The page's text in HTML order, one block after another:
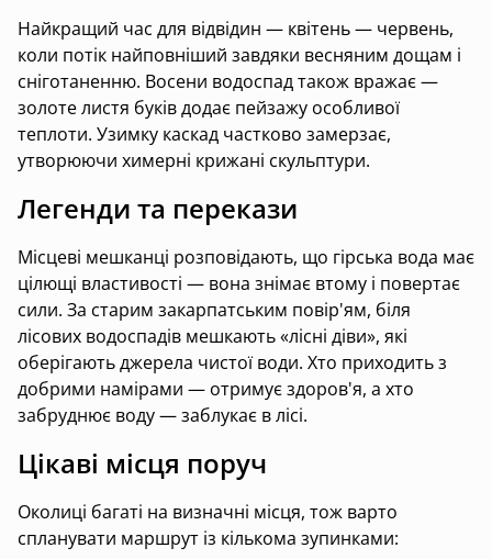
Найкращий час для відвідин — квітень — червень,
коли потік найповніший завдяки весняним дощам і
сніготаненню. Восени водоспад також вражає —
золоте листя буків додає пейзажу особливої
теплоти. Узимку каскад частково замерзає,
утворюючи химерні крижані скульптури.
Легенди та перекази
Місцеві мешканці розповідають, що гірська вода має
цілющі властивості — вона знімає втому і повертає
сили. За старим закарпатським повір'ям, біля
лісових водоспадів мешкають «лісні діви», які
оберігають джерела чистої води. Хто приходить з
добрими намірами — отримує здоров'я, а хто
забруднює воду — заблукає в лісі.
Цікаві місця поруч
Околиці багаті на визначні місця, тож варто
спланувати маршрут із кількома зупинками: